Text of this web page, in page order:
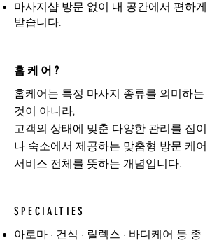
마사지샵 방문 없이 내 공간에서 편하게
받습니다.
홈케어?
홈케어는 특정 마사지 종류를 의미하는
것이 아니라,
고객의 상태에 맞춘 다양한 관리를 집이
나 숙소에서 제공하는 맞춤형 방문 케어
서비스 전체를 뜻하는 개념입니다.
SPECIALTIES
아로마 · 건식 · 릴렉스 · 바디케어 등 종